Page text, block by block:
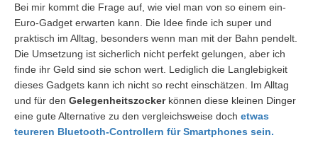
Bei mir kommt die Frage auf, wie viel man von so einem ein-
Euro-Gadget erwarten kann. Die Idee finde ich super und
praktisch im Alltag, besonders wenn man mit der Bahn pendelt.
Die Umsetzung ist sicherlich nicht perfekt gelungen, aber ich
finde ihr Geld sind sie schon wert. Lediglich die Langlebigkeit
dieses Gadgets kann ich nicht so recht einschätzen. Im Alltag
und für den Gelegenheitszockerkönnen diese kleinen Dinger
eine gute Alternative zu den vergleichsweise doch etwas
teureren Bluetooth-Controllern für Smartphones sein.